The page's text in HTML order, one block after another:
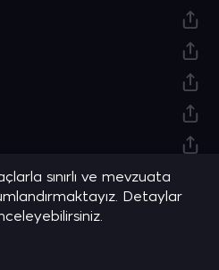
dinle.
sınırlı ve mevzuata
Detaylar